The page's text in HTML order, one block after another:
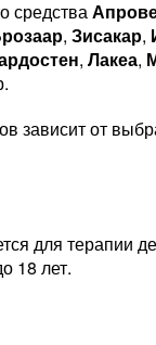
средства
, Зисакар,
, Лакеа,
зависит от
для терапии
18 лет.